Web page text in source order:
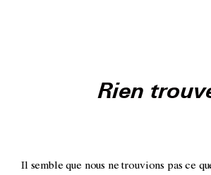
Rien
Il semble que nous ne trouvions pas ce